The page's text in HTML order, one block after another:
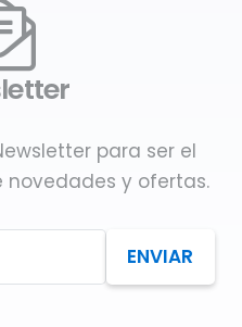
para ser el
y ofertas.
ENVIAR